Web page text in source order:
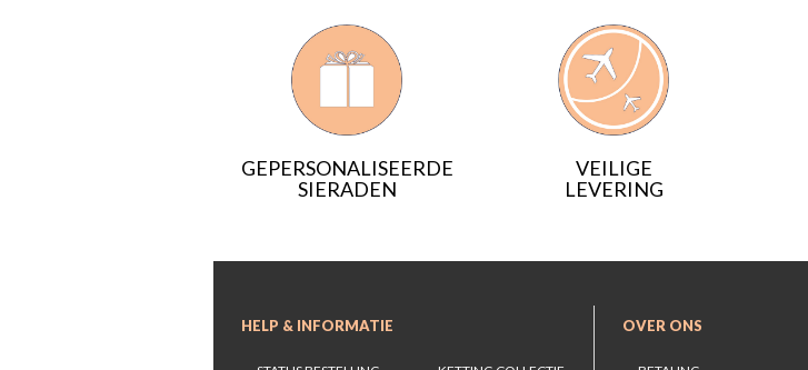
GEPERSONALISEERDE
SIERADEN
VEILIGE
LEVERING
HELP & INFORMATIE OVER ONS